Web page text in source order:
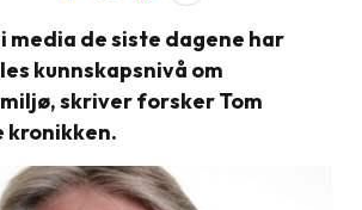
media de siste dagene har
kunnskapsnivå om
skriver forsker Tom
kronikken.